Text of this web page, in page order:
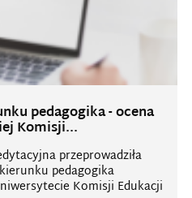
pedagogika - ocena
Komisji...
przeprowadziła
pedagogika
Komisji Edukacji